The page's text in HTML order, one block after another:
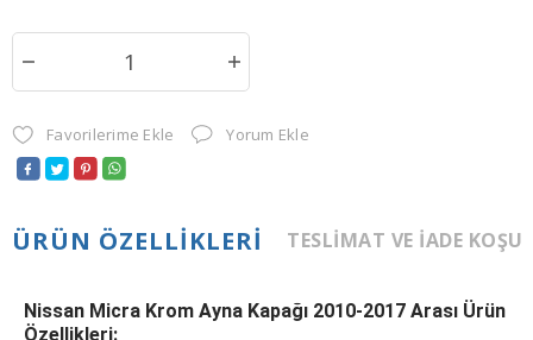
Favorilerime Ekle Yorum Ekle
ÜRÜN ÖZELLIKLERI TESLIMAT VE İADE
Nissan Micra Krom Ayna Kapağı 2010-2017 Arası Ürün
Özellikleri: